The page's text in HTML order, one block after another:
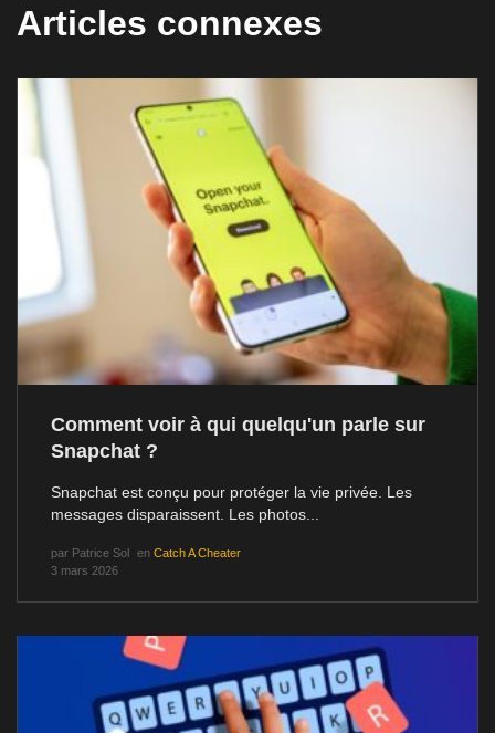
Articles connexes
Comment voir à qui quelqu'un parle sur
Snapchat ?
Snapchat est conçu pour protéger la vie privée. Les
messages disparaissent. Les photos...
par Patrice Sol en Catch A Cheater
3 mars 2026